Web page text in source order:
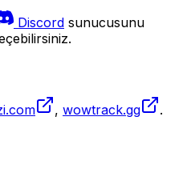
Discord sunucusunu
, wowtrack.gg .